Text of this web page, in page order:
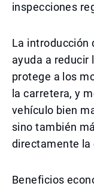
inspecciones
La introducción
ayuda a reducir
protege a los
la carretera, y
vehículo bien
sino también
directamente la
Beneficios